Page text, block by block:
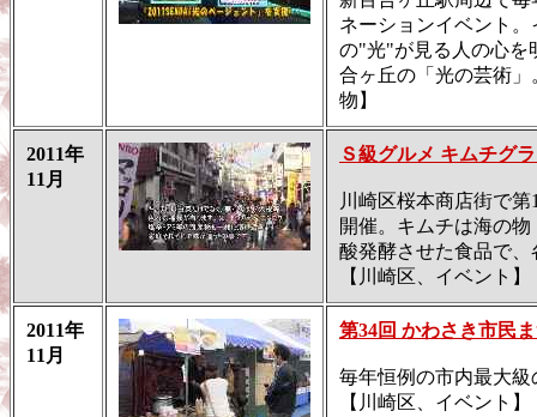
ネーションイベント
の"光"が見る人の心を
合ヶ丘の「光の芸術
物】
2011年
11月
Ｓ級グルメ キムチグ
川崎区桜本商店街で
開催。キムチは海の
酸発酵させた食品で
【川崎区、イベント】
2011年
11月
第34回 かわさき市民
毎年恒例の市内最大
【川崎区、イベント】